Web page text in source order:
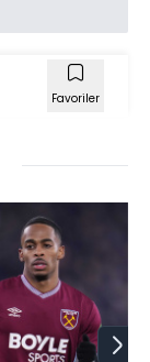
Favoriler